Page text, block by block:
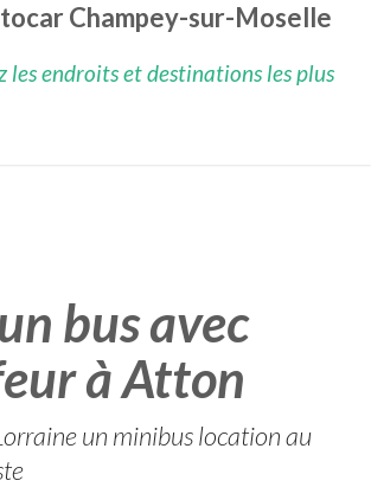
Champey-sur-Moselle
les endroits et destinations les plus
bus avec
à Atton
un minibus location au